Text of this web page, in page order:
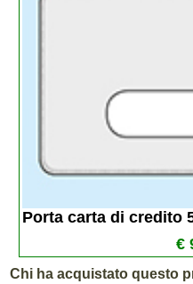
Porta carta di credito
€
Chi ha acquistato questo